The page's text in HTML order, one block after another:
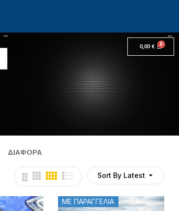
0,00€
ΔΙΑΦΟΡΑ
Sort By Latest
ΜΕ ΠΑΡΑΓΓΕΛΙΑ